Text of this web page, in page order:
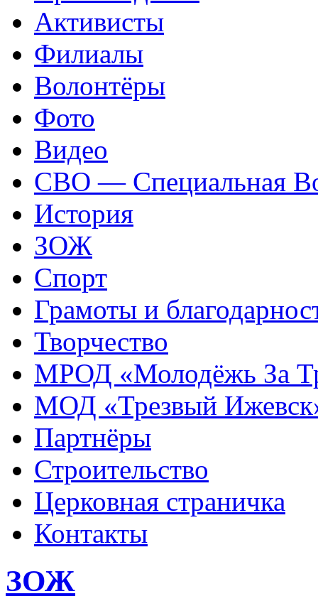
Активисты
Филиалы
Волонтёры
Фото
Видео
СВО — Специальная
История
ЗОЖ
Спорт
Грамоты и
Творчество
МРОД «Молодёжь За
МОД «Трезвый
Партнёры
Строительство
Церковная страничка
Контакты
ЗОЖ